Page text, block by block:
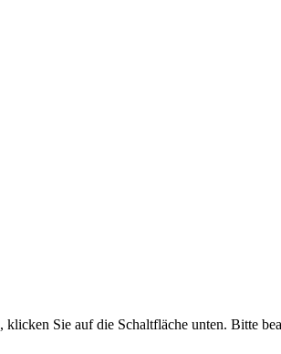
Sie auf die Schaltfläche unten. Bitte